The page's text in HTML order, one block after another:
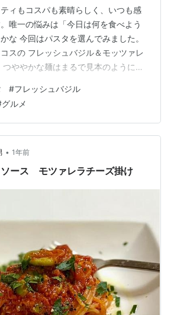
ィもコスパも素晴らしく、いつも感
唯一の悩みは「今日は何を食べよう
な 今回はパスタを選んでみました。
スの フレッシュバジル＆モッツァレ
ややかな麺はまるで見本のように美
チーズの存在感も抜群で、そこに爽
がアクセントに 期待を裏切らない美
素敵なランチタイムになりました。
#フレッシュバジル
グルメ
• 1年前
ース モツァレラチーズ掛け